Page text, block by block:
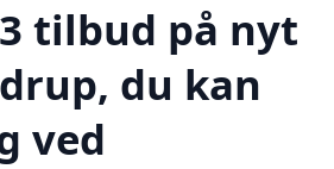
tilbud på nyt
du kan
ved